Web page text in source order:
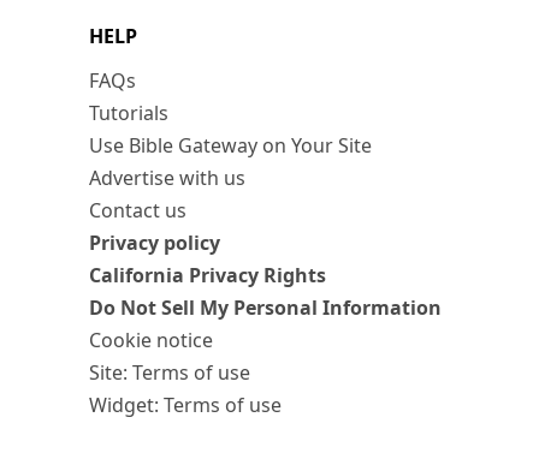
HELP
FAQs
Tutorials
Use Bible Gateway on Your Site
Advertise with us
Contact us
Privacy policy
California Privacy Rights
Do Not Sell My Personal Information
Cookie notice
Site: Terms of use
Widget: Terms of use